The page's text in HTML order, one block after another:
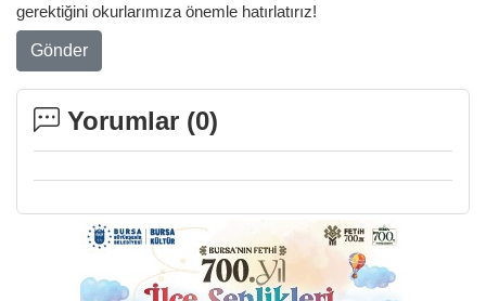
gerektiğini okurlarımıza önemle hatırlatırız!
Gönder
Yorumlar (0)